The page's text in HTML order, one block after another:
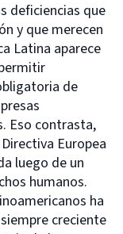
deficiencias que
y que merecen
Latina aparece
de
Eso contrasta,
Europea
luego de un
humanos.
ha
creciente